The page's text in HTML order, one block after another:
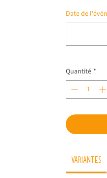
Date de
Quantité *
Variantes